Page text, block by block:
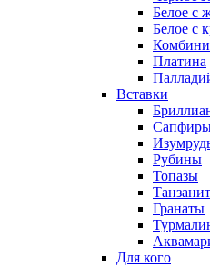
Белое с
Белое с
Платина
Вставки
Рубины
Топазы
Гранаты
Для кого